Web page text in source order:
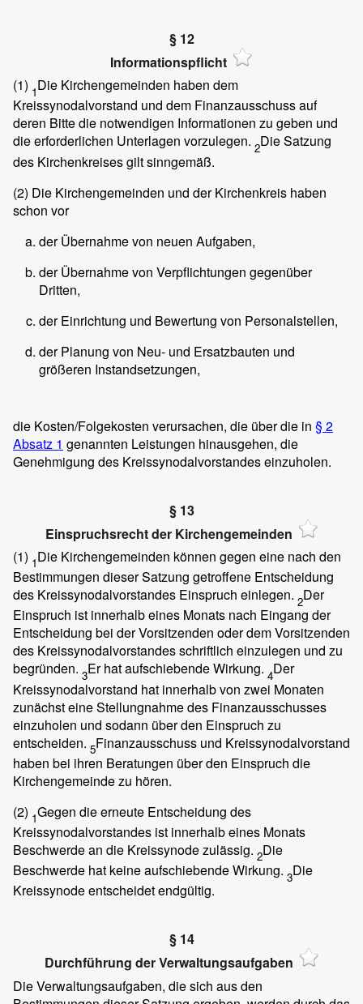
§ 12
Informationspflicht
(1) 1Die Kirchengemeinden haben dem
Kreissynodalvorstand und dem Finanzausschuss auf
deren Bitte die notwendigen Informationen zu geben und
die erforderlichen Unterlagen vorzulegen. 2Die Satzung
des Kirchenkreises gilt sinngemäß.
(2) Die Kirchengemeinden und der Kirchenkreis haben
schon vor
der Übernahme von neuen Aufgaben,
der Übernahme von Verpflichtungen gegenüber
Dritten,
der Einrichtung und Bewertung von Personalstellen,
der Planung von Neu- und Ersatzbauten und
größeren Instandsetzungen,
die Kosten/Folgekosten verursachen, die über die in § 2
Absatz 1 genannten Leistungen hinausgehen, die
Genehmigung des Kreissynodalvorstandes einzuholen.
§ 13
Einspruchsrecht der Kirchengemeinden
(1) 1Die Kirchengemeinden können gegen eine nach den
Bestimmungen dieser Satzung getroffene Entscheidung
des Kreissynodalvorstandes Einspruch einlegen. 2Der
Einspruch ist innerhalb eines Monats nach Eingang der
Entscheidung bei der Vorsitzenden oder dem Vorsitzenden
des Kreissynodalvorstandes schriftlich einzulegen und zu
begründen. 3Er hat aufschiebende Wirkung. 4Der
Kreissynodalvorstand hat innerhalb von zwei Monaten
zunächst eine Stellungnahme des Finanzausschusses
einzuholen und sodann über den Einspruch zu
entscheiden. 5Finanzausschuss und Kreissynodalvorstand
haben bei ihren Beratungen über den Einspruch die
Kirchengemeinde zu hören.
(2) 1Gegen die erneute Entscheidung des
Kreissynodalvorstandes ist innerhalb eines Monats
Beschwerde an die Kreissynode zulässig. 2Die
Beschwerde hat keine aufschiebende Wirkung. 3Die
Kreissynode entscheidet endgültig.
§ 14
Durchführung der Verwaltungsaufgaben
Die Verwaltungsaufgaben, die sich aus den